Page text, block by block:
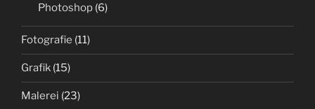
Photoshop (6)
Fotografie (11)
Grafik (15)
Malerei (23)